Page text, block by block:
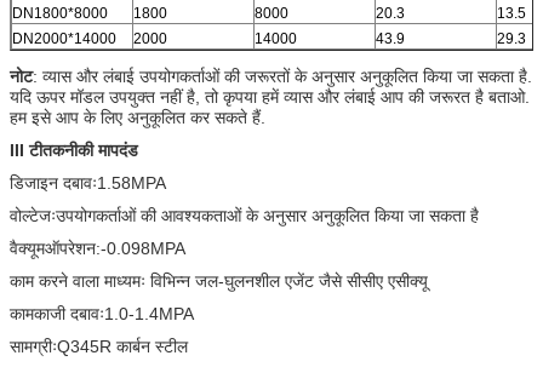
DN1800*8000
1800 8000 20.3
13.5
DN2000*14000
2000 14000 43.9 29.3
नोट: व्यास और लंबाई उपयोगकर्ताओं की जरूरतों के अनुसार अनुकूलित किया जा सकता है.
यदि ऊपर मॉडल उपयुक्त नहीं है, तो कृपया हमें व्यास और लंबाई आप की जरूरत है बताओ.
हम इसे आप के लिए अनुकूलित कर सकते हैं.
III टीतकनीकी मापदंड
डिजाइन दबावः1.58MPA
वोल्टेजःउपयोगकर्ताओं की आवश्यकताओं के अनुसार अनुकूलित किया जा सकता है
वैक्यूमऑपरेशन:-0.098MPA
काम करने वाला माध्यमः विभिन्न जल-घुलनशील एजेंट जैसे सीसीए एसीक्यू
कामकाजी दबावः1.0-1.4MPA
सामग्रीःQ345R कार्बन स्टील